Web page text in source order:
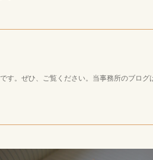
す。ぜひ、ご覧ください。当事務所のブロ